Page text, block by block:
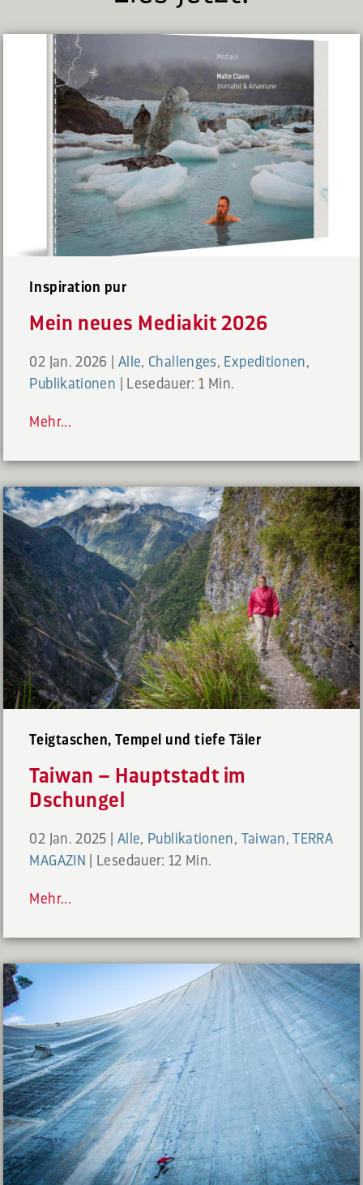
Inspiration pur
Mein neues Mediakit 2026
02 Jan. 2026 Alle, Challenges, Expeditionen,
Publikationen
Lesedauer: 1 Min.
Mehr...
Teigtaschen, Tempel und tiefe Täler
Taiwan – Hauptstadt im
Dschungel
02 Jan. 2025 Alle, Publikationen, Taiwan,TERRA
MAGAZIN
Lesedauer: 12 Min.
Mehr...